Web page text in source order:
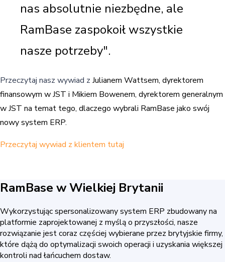
nas absolutnie niezbędne, ale
RamBase zaspokoił wszystkie
nasze potrzeby".
Przeczytaj nasz wywiad z Julianem Wattsem, dyrektorem
finansowym w JST i Mikiem Bowenem, dyrektorem generalnym
w JST na temat tego, dlaczego wybrali RamBase jako swój
nowy system ERP.
Przeczytaj wywiad z klientem tutaj
RamBase w Wielkiej Brytanii
Wykorzystując spersonalizowany system ERP zbudowany na
platformie zaprojektowanej z myślą o przyszłości, nasze
rozwiązanie jest coraz częściej wybierane przez brytyjskie firmy,
które dążą do optymalizacji swoich operacji i uzyskania większej
kontroli nad łańcuchem dostaw.